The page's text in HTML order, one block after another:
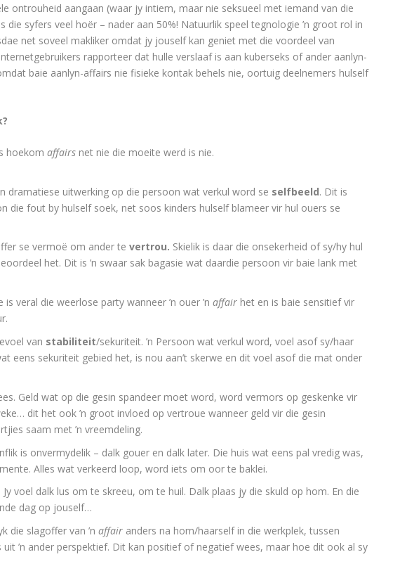
ontrouheid aangaan (waar jy intiem, maar nie seksueel met iemand van die
syfers veel hoër – nader aan 50%! Natuurlik speel tegnologie ’n groot rol in
net soveel makliker omdat jy jouself kan geniet met die voordeel van
rapporteer dat hulle verslaaf is aan kuberseks of ander aanlyn-
baie aanlyn-affairs nie fisieke kontak behels nie, oortuig deelnemers hulself
hoekomaffairs net nie die moeite werd is nie.
dramatiese uitwerking op die persoon wat verkul word se selfbeeld. Dit is
die fout by hulself soek, net soos kinders hulself blameer vir hul ouers se
se vermoë om ander tevertrou. Skielik is daar die onsekerheid of sy/hy hul
het. Dit is ’n swaar sak bagasie wat daardie persoon vir baie lank met
is veral die weerlose party wanneer ’n ouer ’naffair het en is baie sensitief vir
van stabiliteit/seku­riteit. ’n Persoon wat verkul word, voel asof sy/haar
eens sekuriteit gebied het, is nou aan’t skerwe en dit voel asof die mat onder
Geld wat op die gesin spandeer moet word, word vermors op geskenke vir
dit het ook ’n groot invloed op vertroue wanneer geld vir die gesin
saam met ’n vreemdeling.
is onvermydelik – dalk gouer en dalk later. Die huis wat eens pal vredig was,
Alles wat verkeerd loop, word iets om oor te baklei.
. Jy voel dalk lus om te skreeu, om te huil. Dalk plaas jy die skuld op hom. En die
dag op jouself…
die slagoffer van ’naffair anders na hom/haarself in die werkplek, tussen
uit ’n ander perspektief. Dit kan positief of negatief wees, maar hoe dit ook al sy